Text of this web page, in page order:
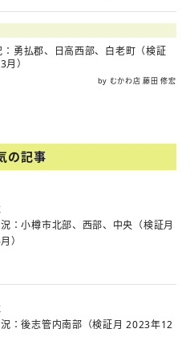
：勇払郡、日高西部、白老町（検証
）
by むかわ店 藤田 修宏
の記事
：小樽市北部、西部、中央（検証月
）
：後志管内南部（検証月 2023年12